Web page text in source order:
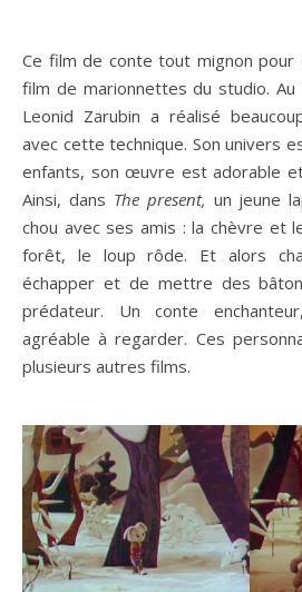
Ce film de conte tout mignon
film de marionnettes du studio.
Leonid Zarubin a réalisé
avec cette technique. Son univers
enfants, son œuvre est adorable
Ainsi, dans The present, un jeune
chou avec ses amis : la chèvre et
forêt, le loup rôde. Et alors
échapper et de mettre des
prédateur. Un conte
agréable à regarder. Ces
plusieurs autres films.